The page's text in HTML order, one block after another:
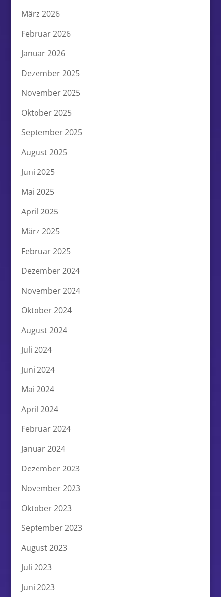
März 2026
Februar 2026
Januar 2026
Dezember 2025
November 2025
Oktober 2025
September 2025
August 2025
Juni 2025
Mai 2025
April 2025
März 2025
Februar 2025
Dezember 2024
November 2024
Oktober 2024
August 2024
Juli 2024
Juni 2024
Mai 2024
April 2024
Februar 2024
Januar 2024
Dezember 2023
November 2023
Oktober 2023
September 2023
August 2023
Juli 2023
Juni 2023